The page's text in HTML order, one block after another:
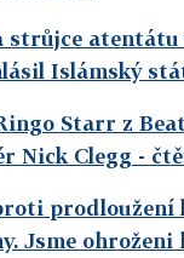
strůjce
Islámský
Starr z
Nick Clegg -
prodloužení
Jsme